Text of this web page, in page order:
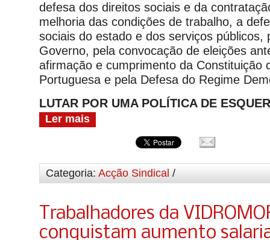
defesa dos direitos sociais e da
melhoria das condições de trabalho, a
sociais do estado e dos serviços públicos,
Governo, pela convocação de eleições
afirmação e cumprimento da Constituição
Portuguesa e pela Defesa do Regime
LUTAR POR UMA POLÍTICA DE
Ler mais
Categoria: Acção Sindical /
Trabalhadores da
conquistam aumento